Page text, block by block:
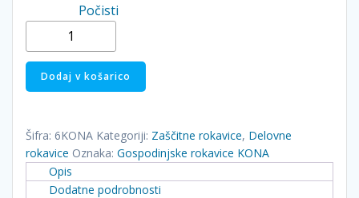
Počisti
Gospodinjske
rokavice
KONA
količina
Dodaj v košarico
Šifra: 6KONA Kategoriji: Zaščitne rokavice, Delovne
rokavice Oznaka: Gospodinjske rokavice KONA
Opis
Dodatne podrobnosti